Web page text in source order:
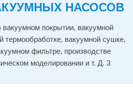
НАСОСОВ
покрытии, вакуумной
термообработке, вакуумной сушке,
фильтре, производстве
моделировании и т. Д. 3